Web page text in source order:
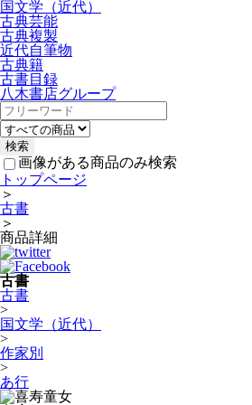
国文学（近代）
古典芸能
古典複製
近代自筆物
古典籍
古書目録
八木書店グループ
画像がある商品のみ検索
トップページ
＞
古書
＞
商品詳細
古書
古書
>
国文学（近代）
>
作家別
>
あ行